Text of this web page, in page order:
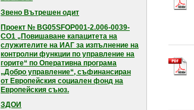
Звено Вътрешен одит
Проект № BG05SFOP001-2.006-0039-
CO1 „Повишаване капацитета на
служителите на ИАГ за изпълнение на
контролни функции по управление на
горите“ по Оперативна програма
„Добро управление“, съфинансиран
от Европейския социален фонд на
Европейския съюз.
ЗДОИ